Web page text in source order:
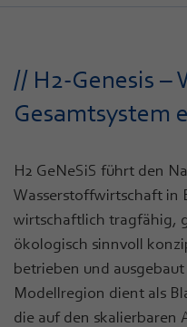
// H2-Genesis –
Gesamtsystem
H2 GeNeSiS führt den
Wasserstoffwirtschaft in
wirtschaftlich tragfähig,
ökologisch sinnvoll
betrieben und
Modellregion dient als
die auf den skalierbaren